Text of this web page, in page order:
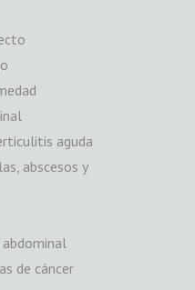
aguda
abscesos y
abdominal
de cáncer